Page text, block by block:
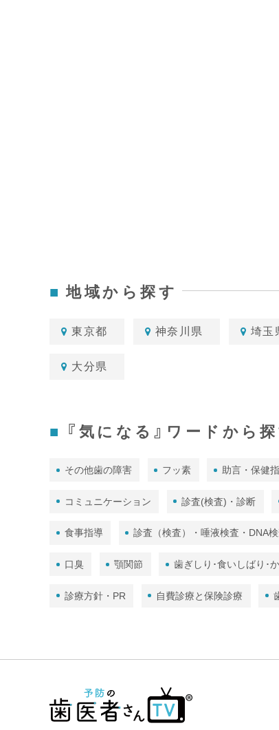
地域から探す
東京都 神奈川県 埼玉
大分県
『気になる』ワードから
その他歯の障害 フッ素 助言・保健
コミュニケーション 診査(検査)・診断
食事指導 診査（検査）・唾液検査・DNA
口臭 顎関節 歯ぎしり･食いしばり･
診療方針・PR 自費診療と保険診療